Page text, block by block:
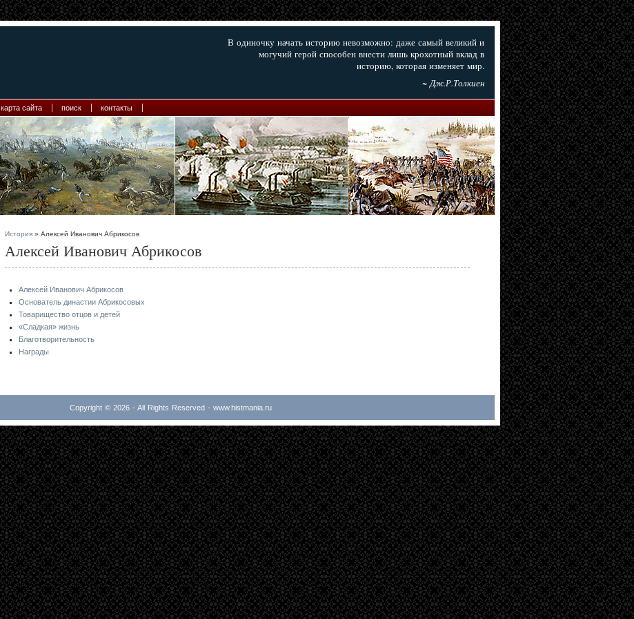
В одиночку начать историю невозможно: даже самый великий и
могучий герой способен внести лишь крохотный вклад в
историю, которая изменяет мир.
~ Дж.Р.Толкиен
карта сайта поиск контакты
История » Алексей Иванович Абрикосов
Алексей Иванович Абрикосов
Алексей Иванович Абрикосов
Основатель династии Абрикосовых
Товарищество отцов и детей
«Сладкая» жизнь
Благотворительность
Награды
Copyright © 2026 - All Rights Reserved - www.histmania.ru